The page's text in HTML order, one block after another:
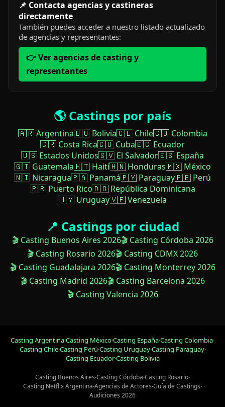
📌 Contacta agencias y castineras
directamente
También puedes acceder a nuestro listado actualizado
de agencias y representantes:
👉 Ver agencias de casting y
representantes
🌎 Castings por país
🇦🇷 Argentina🇧🇴 Bolivia🇨🇱 Chile🇨🇴 Colombia
🇨🇷 Costa Rica🇨🇺 Cuba🇪🇨 Ecuador
🇺🇸 Estados Unidos🇸🇻 El Salvador🇪🇸 España
🇬🇹 Guatemala🇭🇹 Haití🇭🇳 Honduras🇲🇽 México
🇳🇮 Nicaragua🇵🇦 Panamá🇵🇾 Paraguay🇵🇪 Perú
🇵🇷 Puerto Rico🇩🇴 República Dominicana
🇺🇾 Uruguay🇻🇪 Venezuela
📍 Castings por ciudad
🎬 Casting Buenos Aires 2026🎬 Casting Córdoba 2026
🎬 Casting Rosario 2026🎬 Casting CDMX 2026
🎬 Casting Guadalajara 2026🎬 Casting Monterrey 2026
🎬 Casting Madrid 2026🎬 Casting Barcelona 2026
🎬 Casting Valencia 2026
Casting Argentina·Casting México·Casting España·Casting Colombia·
Casting Chile·Casting Perú·Casting Uruguay·Casting Paraguay·
Casting Ecuador·Casting Bolivia
Casting Buenos Aires·Casting Córdoba·Casting Rosario·
Casting Netflix Argentina·Agencias de Actores·Guía de Castings·
Audiciones 2026